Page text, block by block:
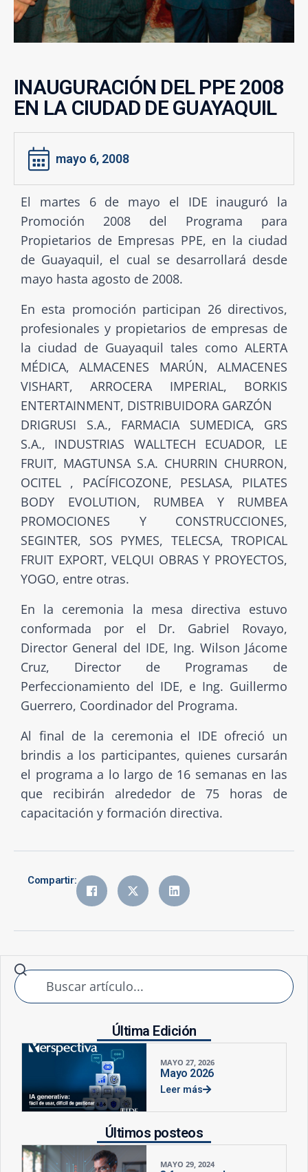
INAUGURACIÓN DEL PPE 2008
EN LA CIUDAD DE GUAYAQUIL
mayo 6, 2008
El martes 6 de mayo el IDE inauguró la
Promoción 2008 del Programa para
Propietarios de Empresas PPE, en la ciudad
de Guayaquil, el cual se desarrollará desde
mayo hasta agosto de 2008.
En esta promoción participan 26 directivos,
profesionales y propietarios de empresas de
la ciudad de Guayaquil tales como ALERTA
MÉDICA, ALMACENES MARÚN, ALMACENES
VISHART, ARROCERA IMPERIAL, BORKIS
ENTERTAINMENT, DISTRIBUIDORA GARZÓN
DRIGRUSI S.A., FARMACIA SUMEDICA, GRS
S.A., INDUSTRIAS WALLTECH ECUADOR, LE
FRUIT, MAGTUNSA S.A. CHURRIN CHURRON,
OCITEL , PACÍFICOZONE, PESLASA, PILATES
BODY EVOLUTION, RUMBEA Y RUMBEA
PROMOCIONES Y CONSTRUCCIONES,
SEGINTER, SOS PYMES, TELECSA, TROPICAL
FRUIT EXPORT, VELQUI OBRAS Y PROYECTOS,
YOGO, entre otras.
En la ceremonia la mesa directiva estuvo
conformada por el Dr. Gabriel Rovayo,
Director General del IDE, Ing. Wilson Jácome
Cruz, Director de Programas de
Perfeccionamiento del IDE, e Ing. Guillermo
Guerrero, Coordinador del Programa.
Al final de la ceremonia el IDE ofreció un
brindis a los participantes, quienes cursarán
el programa a lo largo de 16 semanas en las
que recibirán alrededor de 75 horas de
capacitación y formación directiva.
Compartir:
Última Edición
MAYO 27, 2026
Mayo 2026
Leer más
Últimos posteos
MAYO 29, 2024